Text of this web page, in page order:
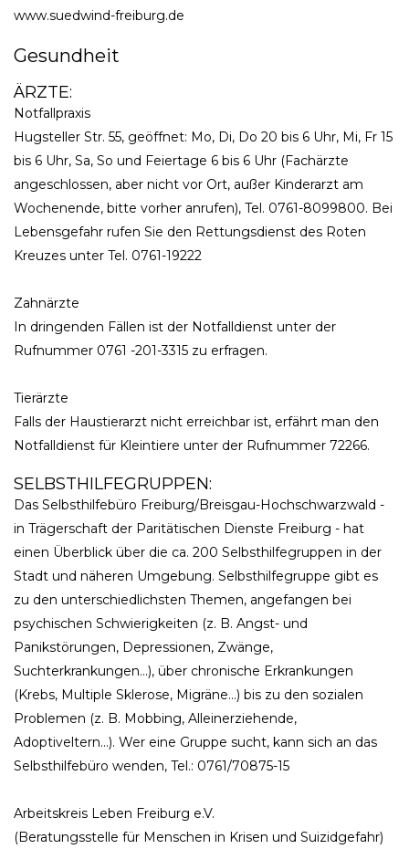
www.suedwind-freiburg.de
Gesundheit
ÄRZTE:
Notfallpraxis
Hugsteller Str. 55, geöffnet: Mo, Di, Do 20 bis 6 Uhr, Mi, Fr 15
bis 6 Uhr, Sa, So und Feiertage 6 bis 6 Uhr (Fachärzte
angeschlossen, aber nicht vor Ort, außer Kinderarzt am
Wochenende, bitte vorher anrufen), Tel. 0761-8099800. Bei
Lebensgefahr rufen Sie den Rettungsdienst des Roten
Kreuzes unter Tel. 0761-19222
Zahnärzte
In dringenden Fällen ist der Notfalldienst unter der
Rufnummer 0761 -201-3315 zu erfragen.
Tierärzte
Falls der Haustierarzt nicht erreichbar ist, erfährt man den
Notfalldienst für Kleintiere unter der Rufnummer 72266.
SELBSTHILFEGRUPPEN:
Das Selbsthilfebüro Freiburg/Breisgau-Hochschwarzwald -
in Trägerschaft der Paritätischen Dienste Freiburg - hat
einen Überblick über die ca. 200 Selbsthilfegruppen in der
Stadt und näheren Umgebung. Selbsthilfegruppe gibt es
zu den unterschiedlichsten Themen, angefangen bei
psychischen Schwierigkeiten (z. B. Angst- und
Panikstörungen, Depressionen, Zwänge,
Suchterkrankungen...), über chronische Erkrankungen
(Krebs, Multiple Sklerose, Migräne...) bis zu den sozialen
Problemen (z. B. Mobbing, Alleinerziehende,
Adoptiveltern...). Wer eine Gruppe sucht, kann sich an das
Selbsthilfebüro wenden, Tel.: 0761/70875-15
Arbeitskreis Leben Freiburg e.V.
(Beratungsstelle für Menschen in Krisen und Suizidgefahr)